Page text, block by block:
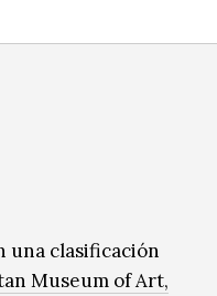
una clasificación
Museum of Art,